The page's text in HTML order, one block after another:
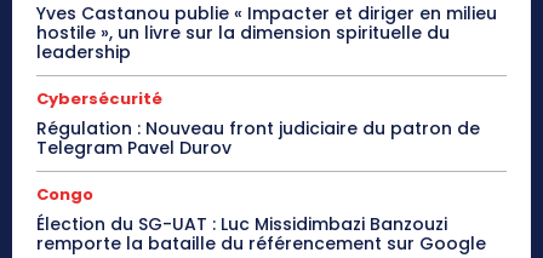
Yves Castanou publie « Impacter et diriger en milieu
hostile », un livre sur la dimension spirituelle du
leadership
Cybersécurité
Régulation : Nouveau front judiciaire du patron de
Telegram Pavel Durov
Congo
Élection du SG-UAT : Luc Missidimbazi Banzouzi
remporte la bataille du référencement sur Google